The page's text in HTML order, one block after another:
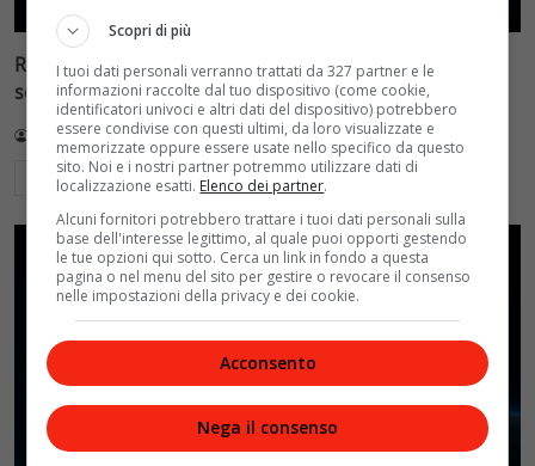
Reflect Orbital: gli specchi spaziali che promettono il
sole di notte (per 5mila dollari l’ora)
Redazione VelvetMAG 4 Agosto 2026
Leggi di più
Scopri di più
I tuoi dati personali verranno trattati da 327 partner e le
informazioni raccolte dal tuo dispositivo (come cookie,
identificatori univoci e altri dati del dispositivo) potrebbero
essere condivise con questi ultimi, da loro visualizzate e
memorizzate oppure essere usate nello specifico da questo
sito. Noi e i nostri partner potremmo utilizzare dati di
localizzazione esatti. Elenco dei partner.
Alcuni fornitori potrebbero trattare i tuoi dati personali sulla
base dell'interesse legittimo, al quale puoi opporti gestendo
le tue opzioni qui sotto. Cerca un link in fondo a questa
pagina o nel menu del sito per gestire o revocare il consenso
nelle impostazioni della privacy e dei cookie.
Acconsento
Nega il consenso